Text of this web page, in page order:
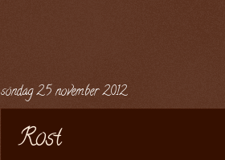
söndag 25 november 2012
Rost